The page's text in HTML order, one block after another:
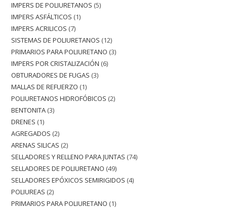
IMPERS DE POLIURETANOS 5
IMPERS ASFÁLTICOS 1
IMPERS ACRILICOS 7
SISTEMAS DE POLIURETANOS 12
PRIMARIOS PARA POLIURETANO 3
IMPERS POR CRISTALIZACIÓN 6
OBTURADORES DE FUGAS 3
MALLAS DE REFUERZO 1
POLIURETANOS HIDROFÓBICOS 2
BENTONITA 3
DRENES 1
AGREGADOS 2
ARENAS SILICAS 2
SELLADORES Y RELLENO PARA JUNTAS 74
SELLADORES DE POLIURETANO 49
SELLADORES EPÓXICOS SEMIRIGIDOS 4
POLIUREAS 2
PRIMARIOS PARA POLIURETANO 1